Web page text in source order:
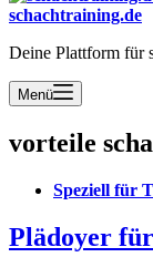
schachtraining.de
Deine Plattform für
Menü
vorteile
Speziell für
Plädoyer